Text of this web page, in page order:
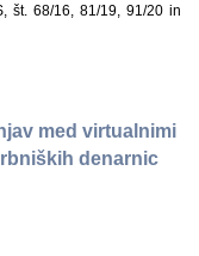
št. 68/16, 81/19, 91/20 in
med virtualnimi
denarnic